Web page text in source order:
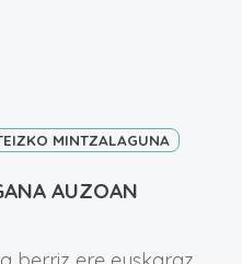
MINTZALAGUNA
AUZOAN